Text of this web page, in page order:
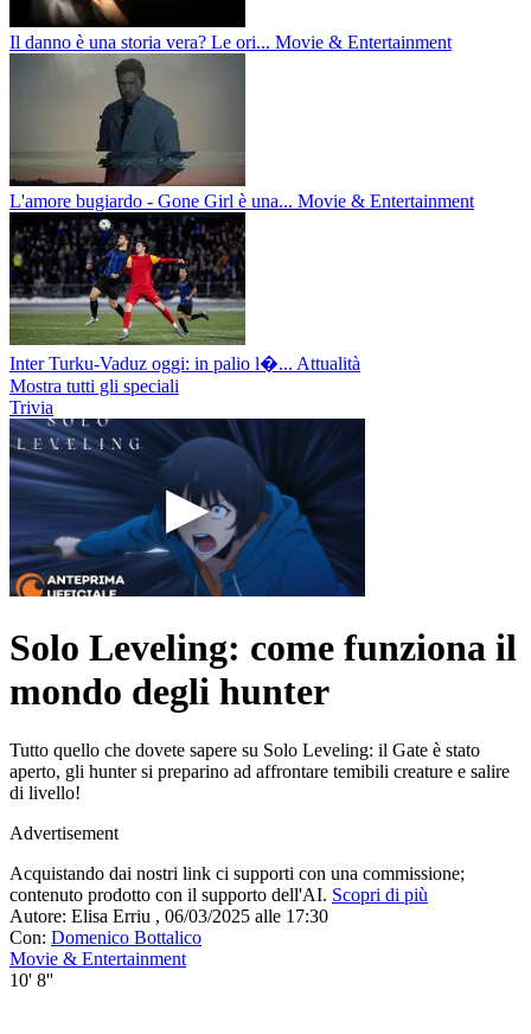
Il danno è una storia vera? Le ori... Movie & Entertainment
L'amore bugiardo - Gone Girl è una... Movie & Entertainment
Inter Turku-Vaduz oggi: in palio l�... Attualità
Mostra tutti gli speciali
Trivia
Solo Leveling: come funziona il
mondo degli hunter
Tutto quello che dovete sapere su Solo Leveling: il Gate è stato
aperto, gli hunter si preparino ad affrontare temibili creature e salire
di livello!
Advertisement
Acquistando dai nostri link ci supporti con una commissione;
contenuto prodotto con il supporto dell'AI. Scopri di più
Autore: Elisa Erriu , 06/03/2025 alle 17:30
Con: Domenico Bottalico
Movie & Entertainment
10' 8''